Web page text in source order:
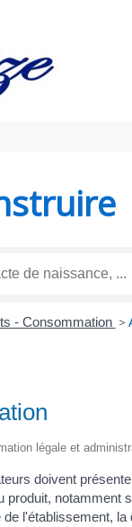
- Consommation >
légale et
doivent
notamment
l'établissement,